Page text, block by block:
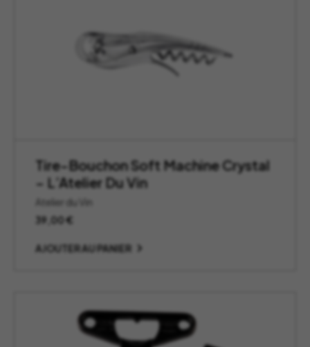
Tire-Bouchon Soft Machine Crystal
– L’Atelier Du Vin
Atelier du Vin
39,00€
AJOUTER AU PANIER